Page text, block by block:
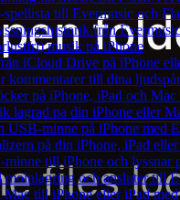
till Evermusic och
från
musik på iPhone
iCloud Drive på iPhone
kommentarer till dina
på iPhone, iPad och
lagrad pa din iPhone eller
USB-minne på iPhone med
på din iPhone, iPad
till iPhone och lyssnar
och ansluter till
till iPhone eller iPad